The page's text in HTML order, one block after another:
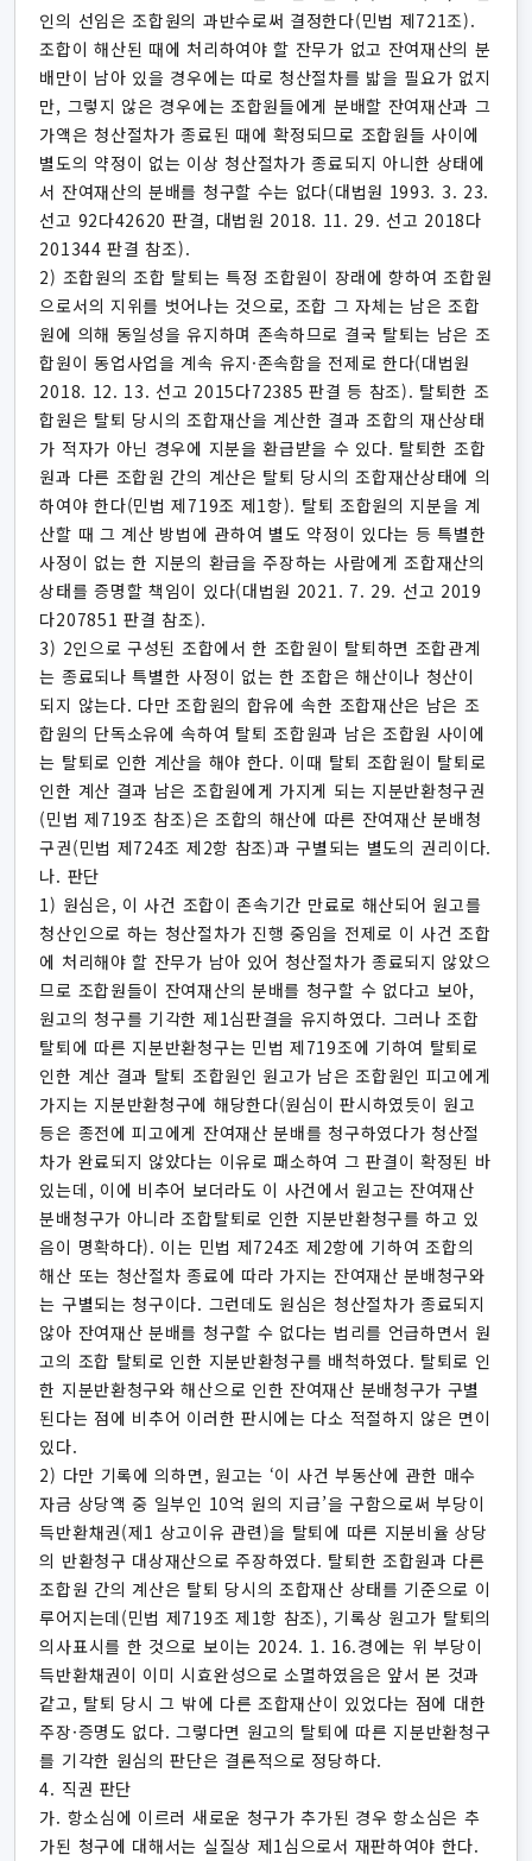
인의 선임은 조합원의 과반수로써 결정한다(민법 제721조).
조합이 해산된 때에 처리하여야 할 잔무가 없고 잔여재산의 분
배만이 남아 있을 경우에는 따로 청산절차를 밟을 필요가 없지
만, 그렇지 않은 경우에는 조합원들에게 분배할 잔여재산과 그
가액은 청산절차가 종료된 때에 확정되므로 조합원들 사이에
별도의 약정이 없는 이상 청산절차가 종료되지 아니한 상태에
서 잔여재산의 분배를 청구할 수는 없다(대법원 1993. 3. 23.
선고 92다42620 판결, 대법원 2018. 11. 29. 선고 2018다
201344 판결 참조).
2) 조합원의 조합 탈퇴는 특정 조합원이 장래에 향하여 조합원
으로서의 지위를 벗어나는 것으로, 조합 그 자체는 남은 조합
원에 의해 동일성을 유지하며 존속하므로 결국 탈퇴는 남은 조
합원이 동업사업을 계속 유지·존속함을 전제로 한다(대법원
2018. 12. 13. 선고 2015다72385 판결 등 참조). 탈퇴한 조
합원은 탈퇴 당시의 조합재산을 계산한 결과 조합의 재산상태
가 적자가 아닌 경우에 지분을 환급받을 수 있다. 탈퇴한 조합
원과 다른 조합원 간의 계산은 탈퇴 당시의 조합재산상태에 의
하여야 한다(민법 제719조 제1항). 탈퇴 조합원의 지분을 계
산할 때 그 계산 방법에 관하여 별도 약정이 있다는 등 특별한
사정이 없는 한 지분의 환급을 주장하는 사람에게 조합재산의
상태를 증명할 책임이 있다(대법원 2021. 7. 29. 선고 2019
다207851 판결 참조).
3) 2인으로 구성된 조합에서 한 조합원이 탈퇴하면 조합관계
는 종료되나 특별한 사정이 없는 한 조합은 해산이나 청산이
되지 않는다. 다만 조합원의 합유에 속한 조합재산은 남은 조
합원의 단독소유에 속하여 탈퇴 조합원과 남은 조합원 사이에
는 탈퇴로 인한 계산을 해야 한다. 이때 탈퇴 조합원이 탈퇴로
인한 계산 결과 남은 조합원에게 가지게 되는 지분반환청구권
(민법 제719조 참조)은 조합의 해산에 따른 잔여재산 분배청
구권(민법 제724조 제2항 참조)과 구별되는 별도의 권리이다.
나. 판단
1) 원심은, 이 사건 조합이 존속기간 만료로 해산되어 원고를
청산인으로 하는 청산절차가 진행 중임을 전제로 이 사건 조합
에 처리해야 할 잔무가 남아 있어 청산절차가 종료되지 않았으
므로 조합원들이 잔여재산의 분배를 청구할 수 없다고 보아,
원고의 청구를 기각한 제1심판결을 유지하였다. 그러나 조합
탈퇴에 따른 지분반환청구는 민법 제719조에 기하여 탈퇴로
인한 계산 결과 탈퇴 조합원인 원고가 남은 조합원인 피고에게
가지는 지분반환청구에 해당한다(원심이 판시하였듯이 원고
등은 종전에 피고에게 잔여재산 분배를 청구하였다가 청산절
차가 완료되지 않았다는 이유로 패소하여 그 판결이 확정된 바
있는데, 이에 비추어 보더라도 이 사건에서 원고는 잔여재산
분배청구가 아니라 조합탈퇴로 인한 지분반환청구를 하고 있
음이 명확하다). 이는 민법 제724조 제2항에 기하여 조합의
해산 또는 청산절차 종료에 따라 가지는 잔여재산 분배청구와
는 구별되는 청구이다. 그런데도 원심은 청산절차가 종료되지
않아 잔여재산 분배를 청구할 수 없다는 법리를 언급하면서 원
고의 조합 탈퇴로 인한 지분반환청구를 배척하였다. 탈퇴로 인
한 지분반환청구와 해산으로 인한 잔여재산 분배청구가 구별
된다는 점에 비추어 이러한 판시에는 다소 적절하지 않은 면이
있다.
2) 다만 기록에 의하면, 원고는 ‘이 사건 부동산에 관한 매수
자금 상당액 중 일부인 10억 원의 지급’을 구함으로써 부당이
득반환채권(제1 상고이유 관련)을 탈퇴에 따른 지분비율 상당
의 반환청구 대상재산으로 주장하였다. 탈퇴한 조합원과 다른
조합원 간의 계산은 탈퇴 당시의 조합재산 상태를 기준으로 이
루어지는데(민법 제719조 제1항 참조), 기록상 원고가 탈퇴의
의사표시를 한 것으로 보이는 2024. 1. 16.경에는 위 부당이
득반환채권이 이미 시효완성으로 소멸하였음은 앞서 본 것과
같고, 탈퇴 당시 그 밖에 다른 조합재산이 있었다는 점에 대한
주장·증명도 없다. 그렇다면 원고의 탈퇴에 따른 지분반환청구
를 기각한 원심의 판단은 결론적으로 정당하다.
4. 직권 판단
가. 항소심에 이르러 새로운 청구가 추가된 경우 항소심은 추
가된 청구에 대해서는 실질상 제1심으로서 재판하여야 한다.